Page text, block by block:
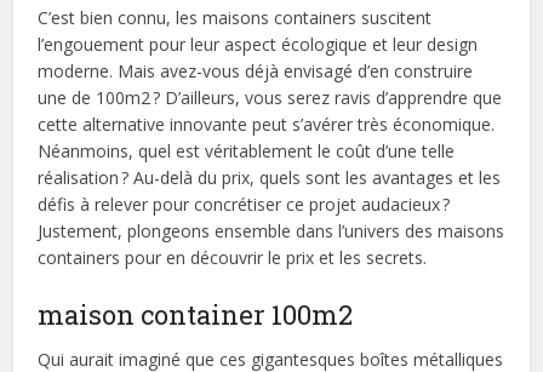
C’est bien connu, les maisons containers suscitent
l’engouement pour leur aspect écologique et leur design
moderne. Mais avez-vous déjà envisagé d’en construire
une de 100m2 ? D’ailleurs, vous serez ravis d’apprendre que
cette alternative innovante peut s’avérer très économique.
Néanmoins, quel est véritablement le coût d’une telle
réalisation ? Au-delà du prix, quels sont les avantages et les
défis à relever pour concrétiser ce projet audacieux ?
Justement, plongeons ensemble dans l’univers des maisons
containers pour en découvrir le prix et les secrets.
maison container 100m2
Qui aurait imaginé que ces gigantesques boîtes métalliques